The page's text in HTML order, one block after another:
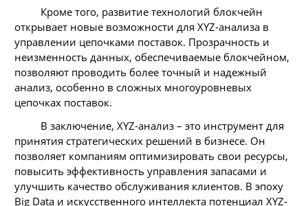
Кроме того, развитие технологий блокчейн
открывает новые возможности для XYZ-анализа в
управлении цепочками поставок. Прозрачность и
неизменность данных, обеспечиваемые блокчейном,
позволяют проводить более точный и надежный
анализ, особенно в сложных многоуровневых
цепочках поставок.
В заключение, XYZ-анализ – это инструмент для
принятия стратегических решений в бизнесе. Он
позволяет компаниям оптимизировать свои ресурсы,
повысить эффективность управления запасами и
улучшить качество обслуживания клиентов. В эпоху
Big Data и искусственного интеллекта потенциал XYZ-